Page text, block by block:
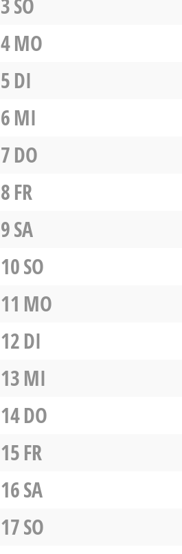
3SO
4MO
5DI
6MI
7DO
8FR
9SA
10SO
11 MO
12DI
13MI
14DO
15FR
16SA
17SO